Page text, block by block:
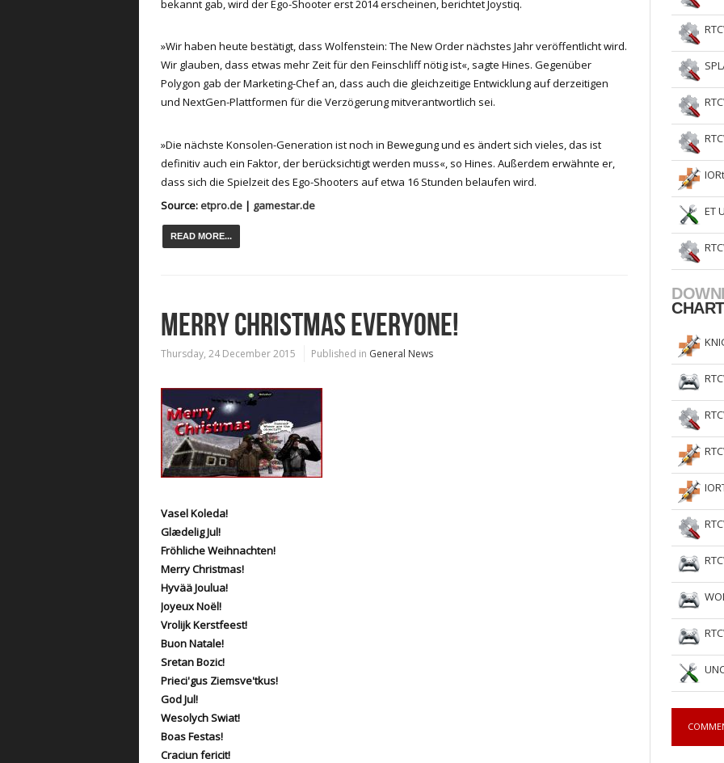
bekannt gab, wird der Ego-Shooter erst 2014 erscheinen, berichtet Joystiq.
»Wir haben heute bestätigt, dass Wolfenstein: The New Order nächstes Jahr veröffentlicht wird.
Wir glauben, dass etwas mehr Zeit für den Feinschliff nötig ist«, sagte Hines. Gegenüber
Polygon gab der Marketing-Chef an, dass auch die gleichzeitige Entwicklung auf derzeitigen
und NextGen-Plattformen für die Verzögerung mitverantwortlich sei.
»Die nächste Konsolen-Generation ist noch in Bewegung und es ändert sich vieles, das ist
definitiv auch ein Faktor, der berücksichtigt werden muss«, so Hines. Außerdem erwähnte er,
dass sich die Spielzeit des Ego-Shooters auf etwa 16 Stunden belaufen wird.
Source: etpro.de | gamestar.de
READ MORE...
MERRY CHRISTMAS EVERYONE!
Thursday, 24 December 2015 Published in General News
Vasel Koleda!
Glædelig Jul!
Fröhliche Weihnachten!
Merry Christmas!
Hyvää Joulua!
Joyeux Noël!
Vrolijk Kerstfeest!
Buon Natale!
Sretan Bozic!
Prieci'gus Ziemsve'tkus!
God Jul!
Wesolych Swiat!
Boas Festas!
Craciun fericit!
ET